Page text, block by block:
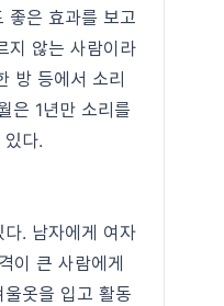
좋은 효과를 보고
지 않는 사람이라
방 등에서 소리
은 1년만 소리를
다.
. 남자에게 여자
이 큰 사람에게
옷을 입고 활동